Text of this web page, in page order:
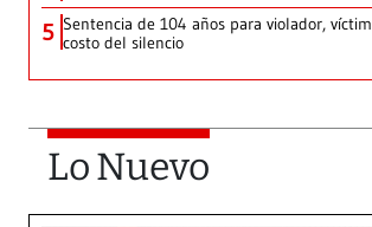
5 Sentencia de 104 años para violador,
costo del silencio
Lo Nuevo